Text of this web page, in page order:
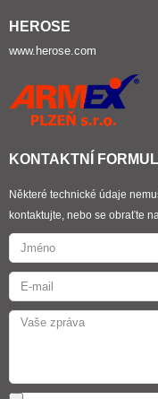
HEROSE
www.herose.com
KONTAKTNÍ
Některé technické údaje
kontaktujte, nebo se obraťte